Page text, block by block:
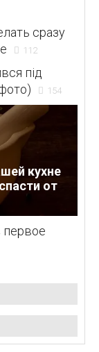
сразу
112
під
154
кухне
от
первое